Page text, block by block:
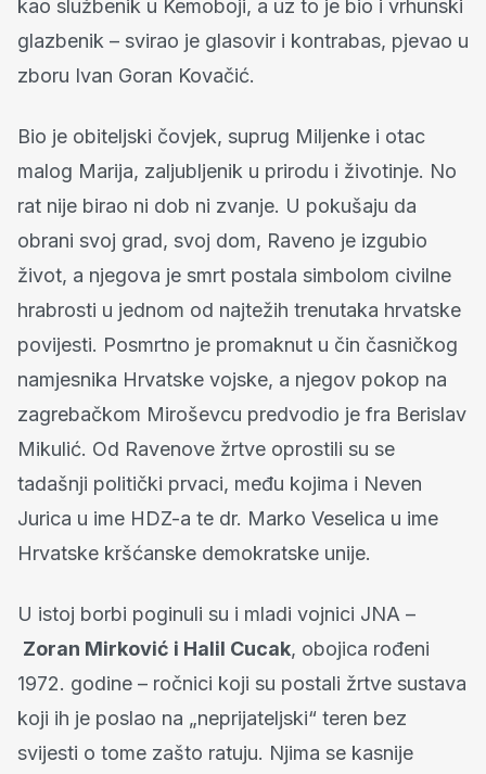
kao službenik u Kemoboji, a uz to je bio i vrhunski
glazbenik – svirao je glasovir i kontrabas, pjevao u
zboru Ivan Goran Kovačić.
Bio je obiteljski čovjek, suprug Miljenke i otac
malog Marija, zaljubljenik u prirodu i životinje. No
rat nije birao ni dob ni zvanje. U pokušaju da
obrani svoj grad, svoj dom, Raveno je izgubio
život, a njegova je smrt postala simbolom civilne
hrabrosti u jednom od najtežih trenutaka hrvatske
povijesti. Posmrtno je promaknut u čin časničkog
namjesnika Hrvatske vojske, a njegov pokop na
zagrebačkom Miroševcu predvodio je fra Berislav
Mikulić. Od Ravenove žrtve oprostili su se
tadašnji politički prvaci, među kojima i Neven
Jurica u ime HDZ-a te dr. Marko Veselica u ime
Hrvatske kršćanske demokratske unije.
U istoj borbi poginuli su i mladi vojnici JNA –
Zoran Mirković i Halil Cucak, obojica rođeni
1972. godine – ročnici koji su postali žrtve sustava
koji ih je poslao na „neprijateljski“ teren bez
svijesti o tome zašto ratuju. Njima se kasnije